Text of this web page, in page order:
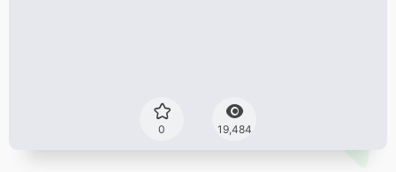
0 19,484